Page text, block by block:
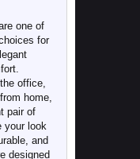
one of
for
office,
home,
pair of
your look
and
designed